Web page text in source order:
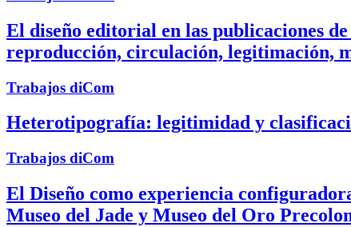
El diseño editorial en las publicaciones
reproducción, circulación, legitimación,
Trabajos diCom
Heterotipografía: legitimidad y
Trabajos diCom
El Diseño como experiencia
Museo del Jade y Museo del Oro